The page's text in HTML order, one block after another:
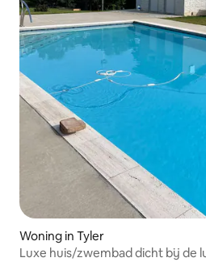
Woning in Tyler
Luxe huis/zwembad dicht bij de